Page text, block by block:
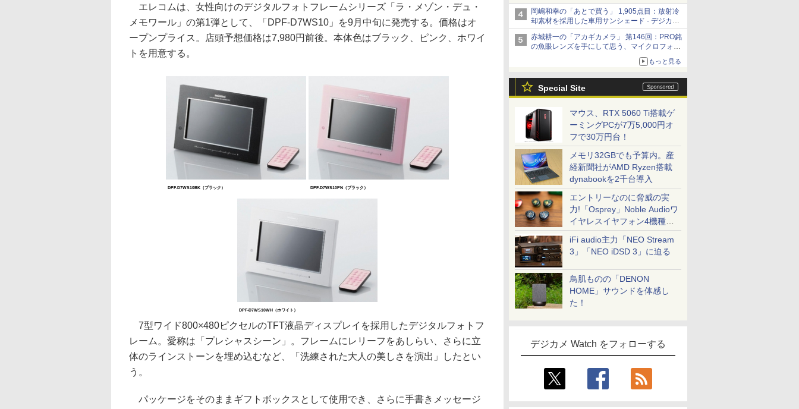
岡嶋和幸の「あとで買う」 1,905点目：放射冷
却素材を採用した車用サンシェード - デジカメ
Watch
赤城耕一の「アカギカメラ」 第146回：PRO銘
の魚眼レンズを手にして思う、マイクロフォー
もっと見る
Special Site
マウス、RTX 5060 Ti搭載ゲ
ーミングPCが7万5,000円オ
フで30万円台！
メモリ32GBでも予算内。産
経新聞社がAMD Ryzen搭載
dynabookを2千台導入
エントリーなのに脅威の実
力!「Osprey」Noble Audioワ
イヤレスイヤフォン4機種を
一気に聴く
iFi audio主力「NEO Stream
3」「NEO iDSD 3」に迫る
鳥肌ものの「DENON
HOME」サウンドを体感し
た！
デジカメ Watch をフォローする
エレコムは、女性向けのデジタルフォトフレームシリーズ「ラ・メゾン・デュ・
メモワール」の第1弾として、「DPF-D7WS10」を9月中旬に発売する。価格はオ
ープンプライス。店頭予想価格は7,980円前後。本体色はブラック、ピンク、ホワイ
トを用意する。
DPF-D7WS10BK（ブラック） DPF-D7WS10PN（ブラック）
DPF-D7WS10WH（ホワイト）
7型ワイド800×480ピクセルのTFT液晶ディスプレイを採用したデジタルフォトフ
レーム。愛称は「プレシャスシーン」。フレームにレリーフをあしらい、さらに立
体のラインストーンを埋め込むなど、「洗練された大人の美しさを演出」したとい
う。
パッケージをそのままギフトボックスとして使用でき、さらに手書きメッセージ